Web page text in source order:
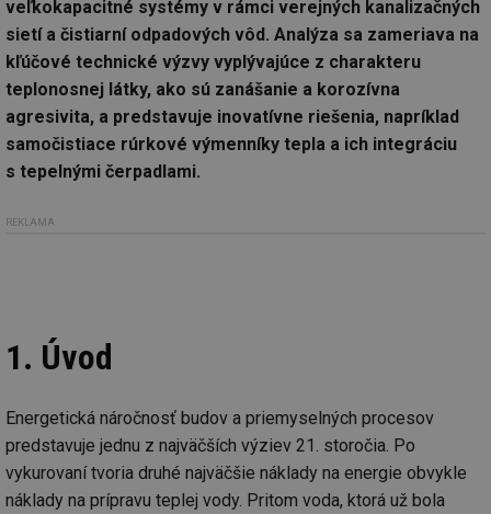
veľkokapacitné systémy v rámci verejných kanalizačných
sietí a čistiarní odpadových vôd. Analýza sa zameriava na
kľúčové technické výzvy vyplývajúce z charakteru
teplonosnej látky, ako sú zanášanie a korozívna
agresivita, a predstavuje inovatívne riešenia, napríklad
samočistiace rúrkové výmenníky tepla a ich integráciu
s tepelnými čerpadlami.
REKLAMA
1. Úvod
Energetická náročnosť budov a priemyselných procesov
predstavuje jednu z najväčších výziev 21. storočia. Po
vykurovaní tvoria druhé najväčšie náklady na energie obvykle
náklady na prípravu teplej vody. Pritom voda, ktorá už bola